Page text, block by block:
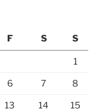
F S S
1
6 7 8
13 14 15